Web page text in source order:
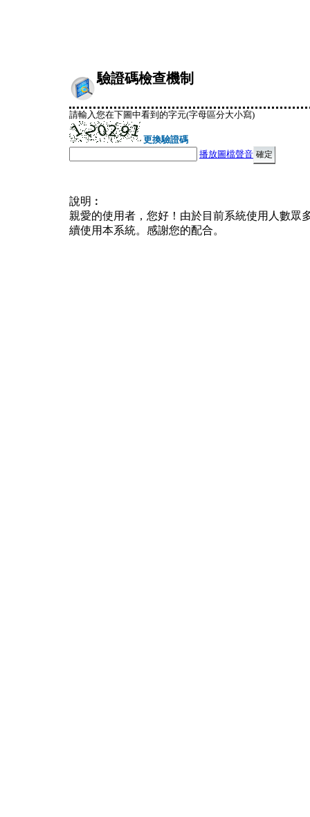
驗證碼檢查機制
請輸入您在下圖中看到的字元(字母區分大小寫)
更換驗證碼
播放圖檔聲音
說明︰
親愛的使用者，您好！由於目前系統使用人數眾
續使用本系統。感謝您的配合。